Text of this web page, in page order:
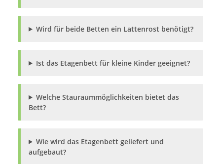
Wird für beide Betten ein Lattenrost benötigt?
Ist das Etagenbett für kleine Kinder geeignet?
Welche Stauraummöglichkeiten bietet das
Bett?
Wie wird das Etagenbett geliefert und
aufgebaut?